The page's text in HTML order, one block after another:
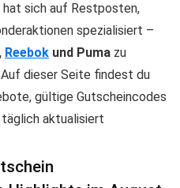
hat sich auf Restposten,
spezialisiert –
Reebok und Puma zu
dieser Seite findest du
gültige Gutscheincodes
aktualisiert